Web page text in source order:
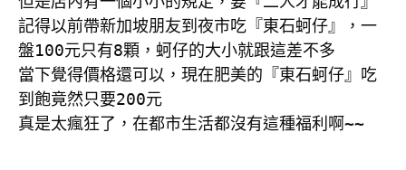
記得以前帶新加坡朋友到夜市吃『東石蚵仔』，一
盤100元只有8顆，蚵仔的大小就跟這差不多
當下覺得價格還可以，現在肥美的『東石蚵仔』吃
到飽竟然只要200元
真是太瘋狂了，在都市生活都沒有這種福利啊~~